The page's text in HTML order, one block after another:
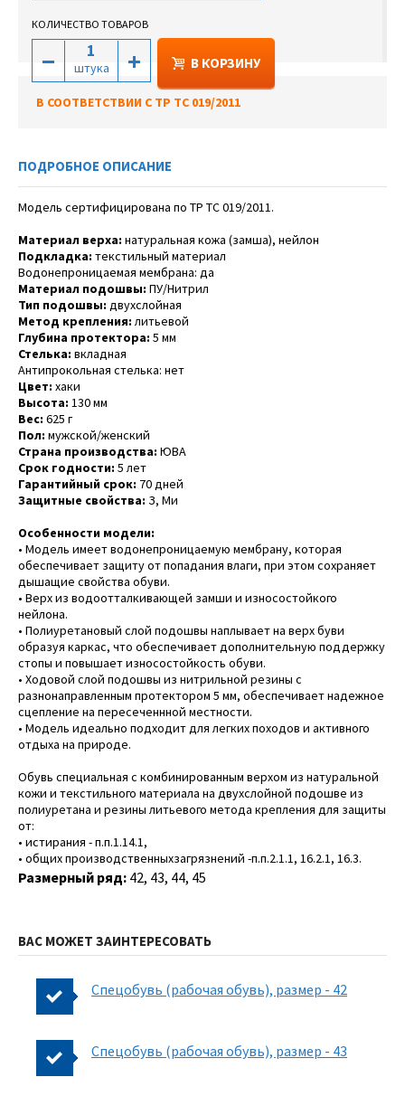
КОЛИЧЕСТВО ТОВАРОВ
штука В КОРЗИНУ
В СООТВЕТСТВИИ С ТР ТС 019/2011
ПОДРОБНОЕ ОПИСАНИЕ
Модель сертифицирована по ТР ТС 019/2011.
Материал верха: натуральная кожа (замша), нейлон
Подкладка: текстильный материал
Водонепроницаемая мембрана: да
Материал подошвы: ПУ/Нитрил
Тип подошвы: двухслойная
Метод крепления: литьевой
Глубина протектора: 5 мм
Стелька: вкладная
Антипрокольная стелька: нет
Цвет: хаки
Высота: 130 мм
Вес: 625 г
Пол: мужской/женский
Страна производства: ЮВА
Срок годности: 5 лет
Гарантийный срок: 70 дней
Защитные свойства: З, Ми
Особенности модели:
• Модель имеет водонепроницаемую мембрану, которая
обеспечивает защиту от попадания влаги, при этом сохраняет
дышащие свойства обуви.
• Верх из водоотталкивающей замши и износостойкого
нейлона.
• Полиуретановый слой подошвы наплывает на верх буви
образуя каркас, что обеспечивает дополнительную поддержку
стопы и повышает износостойкость обуви.
• Ходовой слой подошвы из нитрильной резины с
разнонаправленным протектором 5 мм, обеспечивает надежное
сцепление на пересеченнной местности.
• Модель идеально подходит для легких походов и активного
отдыха на природе.
Обувь специальная с комбинированным верхом из натуральной
кожи и текстильного материала на двухслойной подошве из
полиуретана и резины литьевого метода крепления для защиты
от:
• истирания - п.п.1.14.1,
• общих производственныхзагрязнений -п.п.2.1.1, 16.2.1, 16.3.
Размерный ряд: 42, 43, 44, 45
ВАС МОЖЕТ ЗАИНТЕРЕСОВАТЬ
Спецобувь (рабочая обувь), размер - 42
Спецобувь (рабочая обувь), размер - 43